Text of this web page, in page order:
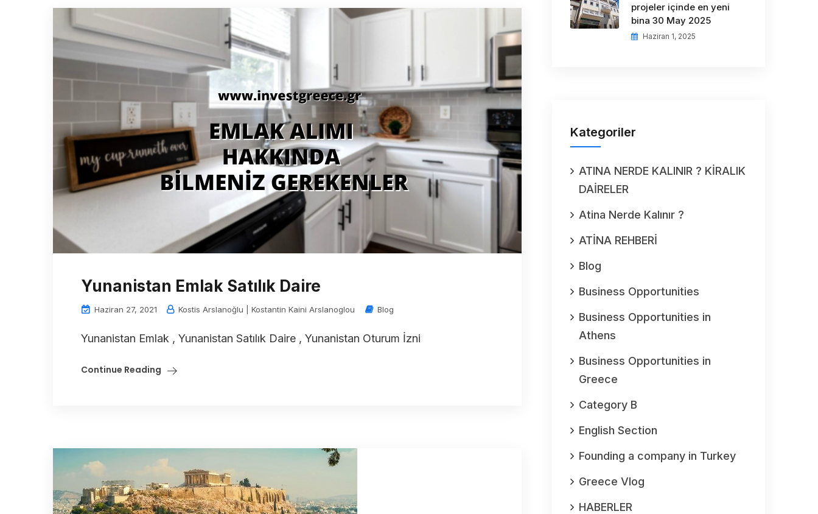
Yunanistan Emlak Satılık Daire
Haziran 27, 2021 Kostis Arslanoğlu | Kostantin Kaini Arslanoglou Blog
Yunanistan Emlak , Yunanistan Satılık Daire , Yunanistan Oturum İzni
Continue Reading
projeler içinde en yeni
bina 30 May 2025
Haziran 1, 2025
Kategoriler
ATINA NERDE KALINIR ? KİRALIK
DAİRELER
Atina Nerde Kalınır ?
ATİNA REHBERİ
Blog
Business Opportunities
Business Opportunities in
Athens
Business Opportunities in
Greece
Category B
English Section
Founding a company in Turkey
Greece Vlog
HABERLER